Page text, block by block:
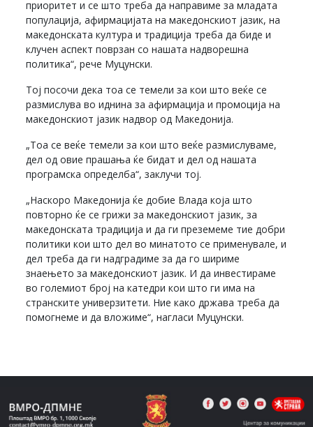
приоритет и се што треба да направиме за младата
популација, афирмацијата на македонскиот јазик, на
македонската култура и традиција треба да биде и
клучен аспект поврзан со нашата надворешна
политика“, рече Муцунски.
Тој посочи дека тоа се темели за кои што веќе се
размислува во иднина за афирмација и промоција на
македонскиот јазик надвор од Македонија.
„Тоа се веќе темели за кои што веќе размислуваме,
дел од овие прашања ќе бидат и дел од нашата
програмска определба“, заклучи тој.
„Наскоро Македонија ќе добие Влада која што
повторно ќе се грижи за македонскиот јазик, за
македонската традиција и да ги преземеме тие добри
политики кои што дел во минатото се применувале, и
дел треба да ги надградиме за да го шириме
знаењето за македонскиот јазик. И да инвестираме
во големиот број на катедри кои што ги има на
странските универзитети. Ние како држава треба да
помогнеме и да вложиме“, нагласи Муцунски.